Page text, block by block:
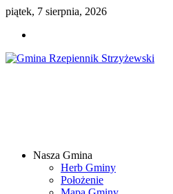
piątek, 7 sierpnia, 2026
Samorządowy
Internetowy
Nasza Gmina
Herb Gminy
Położenie